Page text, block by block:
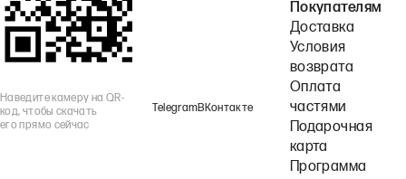
Наведите камеру на QR-
код, чтобы скачать
его прямо сейчас
TelegramВКонтакте
Покупателям
Доставка
Условия
возврата
Оплата
частями
Подарочная
карта
Программа